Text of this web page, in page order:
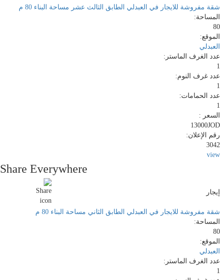
شقة مفروشة للايجار في العبدلي الطابق الثالث عشر مساحة البناء 80 م
المساحة:
80
الموقع:
العبدلي
عدد الغرف الماستر:
1
عدد غرف النوم:
1
عدد الحمامات:
1
السعر :
13000JOD
رقم الإعلان:
3042
view
Share Everywhere
إيجار
شقة مفروشة للايجار في العبدلي الطابق الثاني مساحة البناء 80 م
المساحة:
80
الموقع:
العبدلي
عدد الغرف الماستر:
1